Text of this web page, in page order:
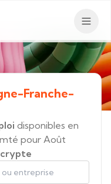
Franche-
disponibles en
pour Août